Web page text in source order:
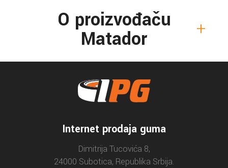
O proizvođaču
Matador
Internet prodaja guma
Dimitrija Tucovića 8,
24000 Subotica, Republika Srbija.